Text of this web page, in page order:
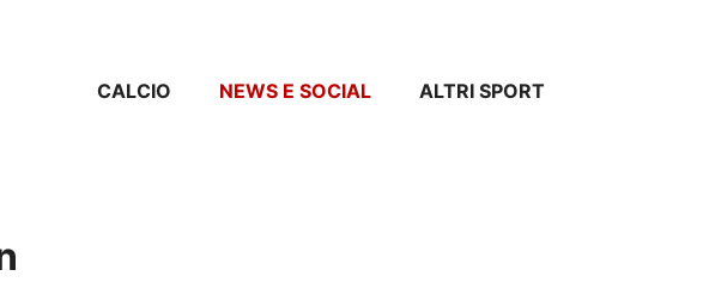
CALCIO NEWS E SOCIAL ALTRI SPORT